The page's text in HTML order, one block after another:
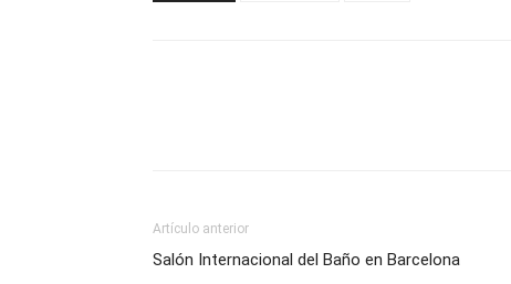
Artículo anterior
Salón Internacional del Baño en Barcelona